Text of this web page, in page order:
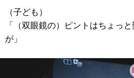
（子ども）
「（双眼鏡の）ピントはちょっ
が」